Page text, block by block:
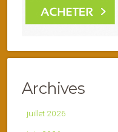
Archives
juillet 2026